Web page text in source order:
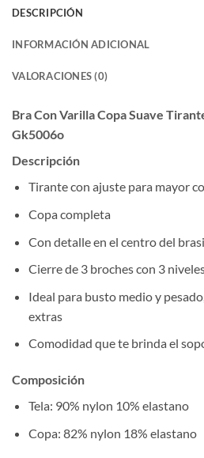
DESCRIPCIÓN
INFORMACIÓN ADICIONAL
VALORACIONES (0)
Bra Con Varilla Copa Suave
Gk5006o
Descripción
Tirante con ajuste para mayor
Copa completa
Con detalle en el centro del
Cierre de 3 broches con 3
Ideal para busto medio y
extras
Comodidad que te brinda el
Composición
Tela: 90% nylon 10% elastano
Copa: 82% nylon 18% elastano